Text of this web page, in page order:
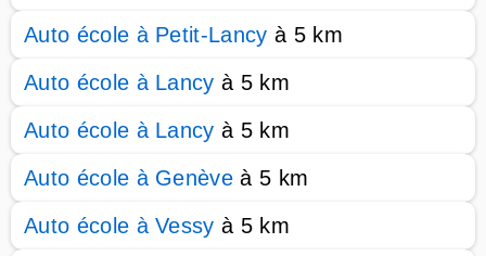
Auto école à Petit-Lancy à 5 km
Auto école à Lancy à 5 km
Auto école à Lancy à 5 km
Auto école à Genève à 5 km
Auto école à Vessy à 5 km